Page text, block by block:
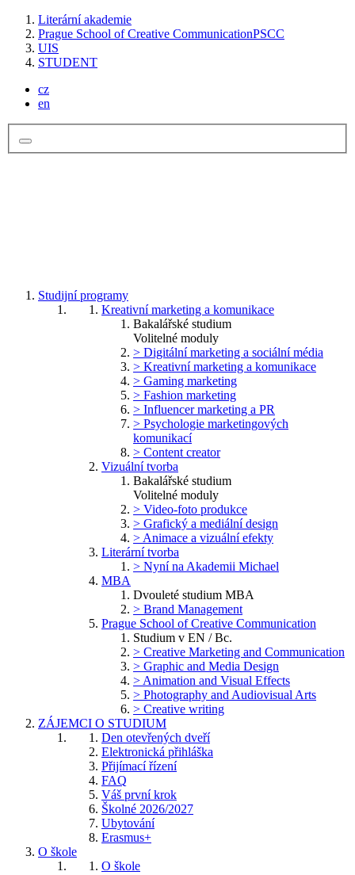
Literární akademie
Prague School of Creative CommunicationPSCC
UIS
STUDENT
cz
en
Studijní programy
Kreativní marketing a komunikace
Bakalářské studium
Volitelné moduly
> Digitální marketing a sociální média
> Kreativní marketing a komunikace
> Gaming marketing
> Fashion marketing
> Influencer marketing a PR
> Psychologie marketingových
komunikací
> Content creator
Vizuální tvorba
Bakalářské studium
Volitelné moduly
> Video-foto produkce
> Grafický a mediální design
> Animace a vizuální efekty
Literární tvorba
> Nyní na Akademii Michael
MBA
Dvouleté studium MBA
> Brand Management
Prague School of Creative Communication
Studium v EN / Bc.
> Creative Marketing and Communication
> Graphic and Media Design
> Animation and Visual Effects
> Photography and Audiovisual Arts
> Creative writing
ZÁJEMCI O STUDIUM
Den otevřených dveří
Elektronická přihláška
Přijímací řízení
FAQ
Váš první krok
Školné 2026/2027
Ubytování
Erasmus+
O škole
O škole